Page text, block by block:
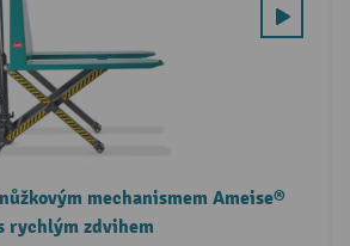
mechanismem Ameise®
rychlým zdvihem